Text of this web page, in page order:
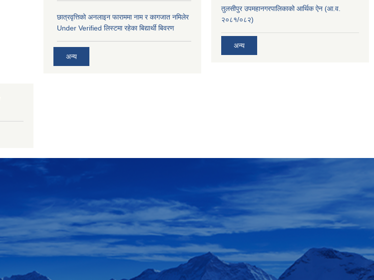
छात्रवृत्तिको अनलाइन फाराममा नाम र कागजात नमिलेर
Under Verified लिस्टमा रहेका बिद्यार्थी बिवरण
अन्य
तुलसीपुर उपमहानगरपालिकाको आर्थिक ऐन (आ.व.
२०८१/०८२)
अन्य